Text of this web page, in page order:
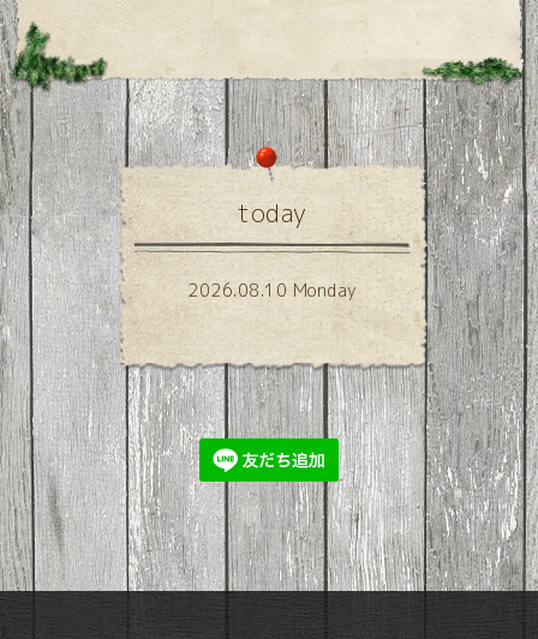
today
2026.08.10 Monday